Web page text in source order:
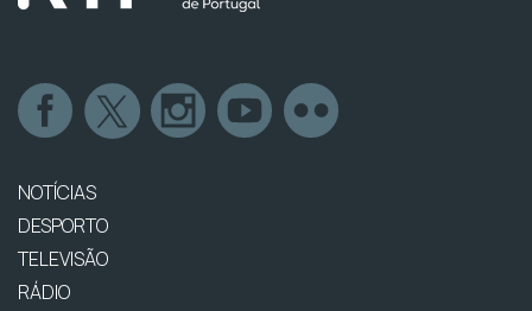
NOTÍCIAS
DESPORTO
TELEVISÃO
RÁDIO